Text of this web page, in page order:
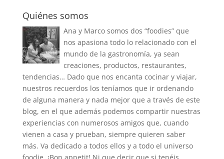
Quiénes somos
Ana y Marco somos dos “foodies” que
nos apasiona todo lo relacionado con el
mundo de la gastronomía, ya sean
creaciones, productos, restaurantes,
tendencias… Dado que nos encanta cocinar y viajar,
nuestros recuerdos los teníamos que ir ordenando
de alguna manera y nada mejor que a través de este
blog, en el que además podemos compartir nuestras
experiencias con numerosos amigos que, cuando
vienen a casa y prueban, siempre quieren saber
más. Va dedicado a todos ellos y a todo el universo